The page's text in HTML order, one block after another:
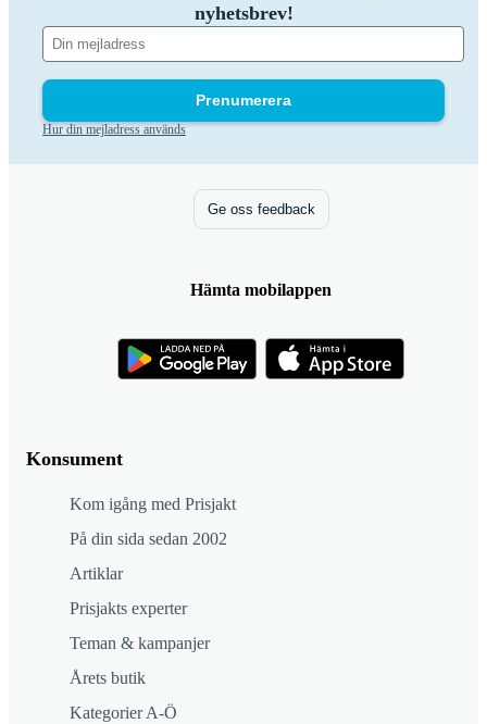
nyhetsbrev!
Prenumerera
Hur din mejladress används
Konsument
Kom igång med Prisjakt
På din sida sedan 2002
Artiklar
Prisjakts experter
Teman & kampanjer
Årets butik
Kategorier A-Ö
Ge oss feedback
Hämta mobilappen